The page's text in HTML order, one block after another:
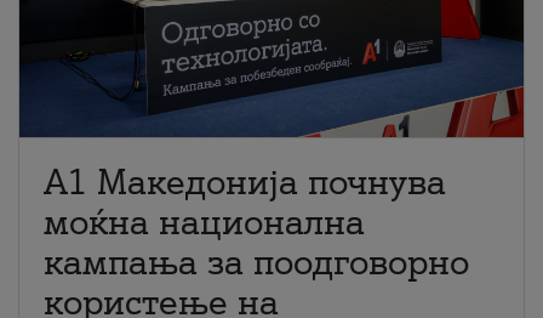
A1 Македонија почнува
моќна национална
кампања за поодговорно
користење на